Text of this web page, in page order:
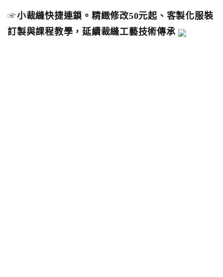
☞小裁縫快捷連鎖。精緻修改50元起、客製化服裝
訂製與課程教學，延續裁縫工藝技術傳承